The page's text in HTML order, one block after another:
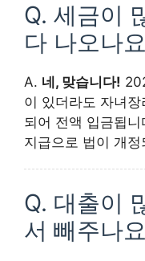
Q. 세금이
다 나오나
A. 네, 맞습니다!
이 있더라도 자녀장
되어 전액 입금됩
지급으로 법이 개정
Q. 대출이
서 빼주나